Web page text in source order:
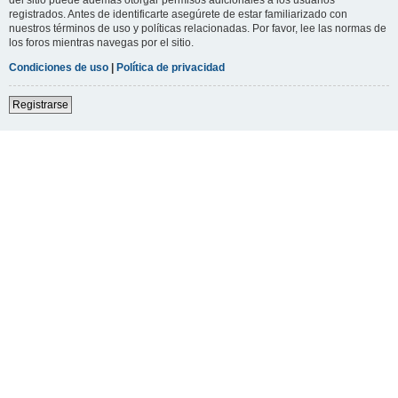
registrados. Antes de identificarte asegúrete de estar familiarizado con
nuestros términos de uso y políticas relacionadas. Por favor, lee las normas de
los foros mientras navegas por el sitio.
Condiciones de uso | Política de privacidad
Registrarse